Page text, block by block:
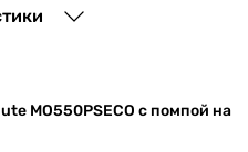
MO550PSECO с помпой на